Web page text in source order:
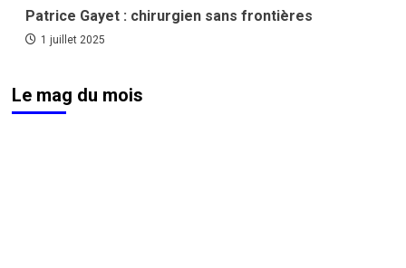
Patrice Gayet : chirurgien sans frontières
1 juillet 2025
Le mag du mois